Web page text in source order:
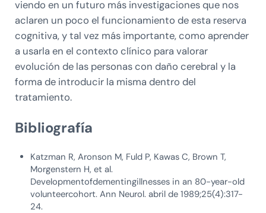
viendo en un futuro más investigaciones que nos
aclaren un poco el funcionamiento de esta reserva
cognitiva, y tal vez más importante, como aprender
a usarla en el contexto clínico para valorar
evolución de las personas con daño cerebral y la
forma de introducir la misma dentro del
tratamiento.
Bibliografía
Katzman R, Aronson M, Fuld P, Kawas C, Brown T,
Morgenstern H, et al.
Developmentofdementingillnesses in an 80-year-old
volunteercohort. Ann Neurol. abril de 1989;25(4):317-
24.